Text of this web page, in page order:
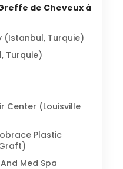
de Cheveux à
(Istanbul, Turquie)
Turquie)
Center (Louisville
Plastic
Med Spa